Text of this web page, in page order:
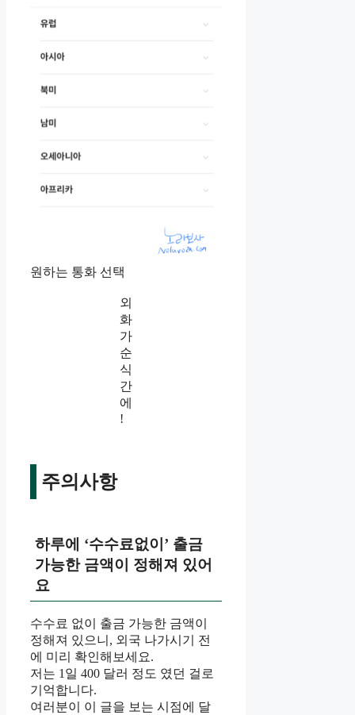
원하는 통화 선택
외
화
가
순
식
간
에
!
주의사항
하루에 ‘수수료없이’ 출금
가능한 금액이 정해져 있어
요
수수료 없이 출금 가능한 금액이
정해져 있으니, 외국 나가시기 전
에 미리 확인해보세요.
저는 1일 400 달러 정도 였던 걸로
기억합니다.
여러분이 이 글을 보는 시점에 달